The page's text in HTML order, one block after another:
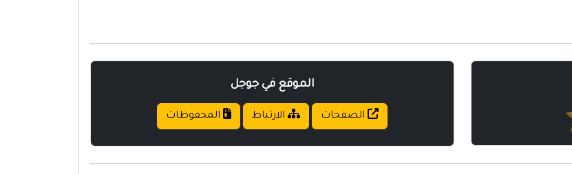
الموقع في جوجل
الصفحات الارتباط المحفوظات